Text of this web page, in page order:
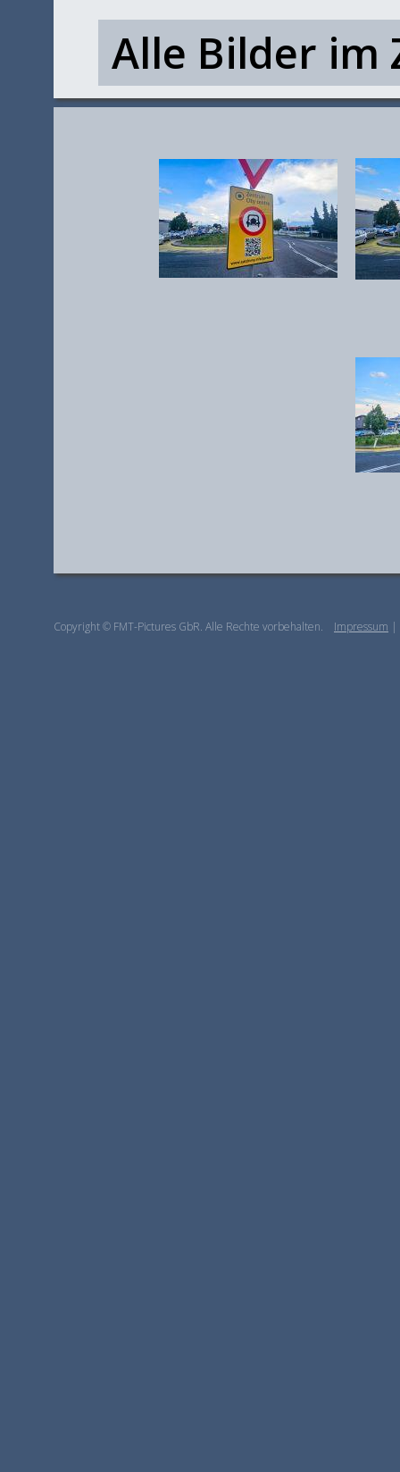
Alle Bilder im
Copyright © FMT-Pictures GbR. Alle Rechte vorbehalten. Impressum |